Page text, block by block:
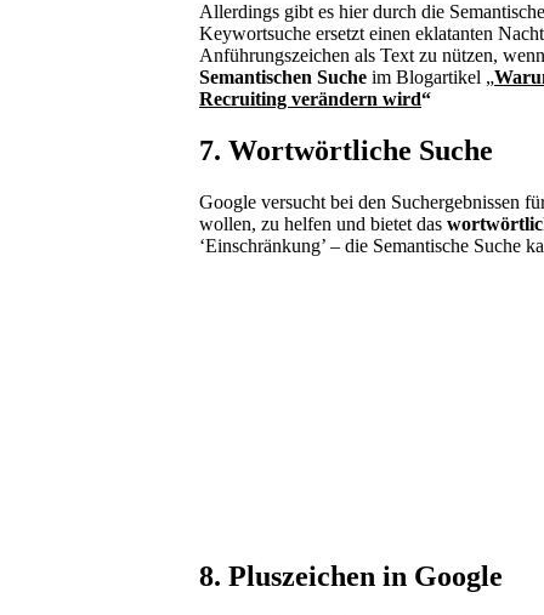
Allerdings gibt es hier durch die
Keywortsuche ersetzt einen eklatanten
Anführungszeichen als Text zu nützen,
Semantischen Suche im Blogartikel „
Recruiting verändern wird“
7. Wortwörtliche Suche
Google versucht bei den Suchergebnissen
wollen, zu helfen und bietet das
‘Einschränkung’ – die Semantische Suche
8. Pluszeichen in Google